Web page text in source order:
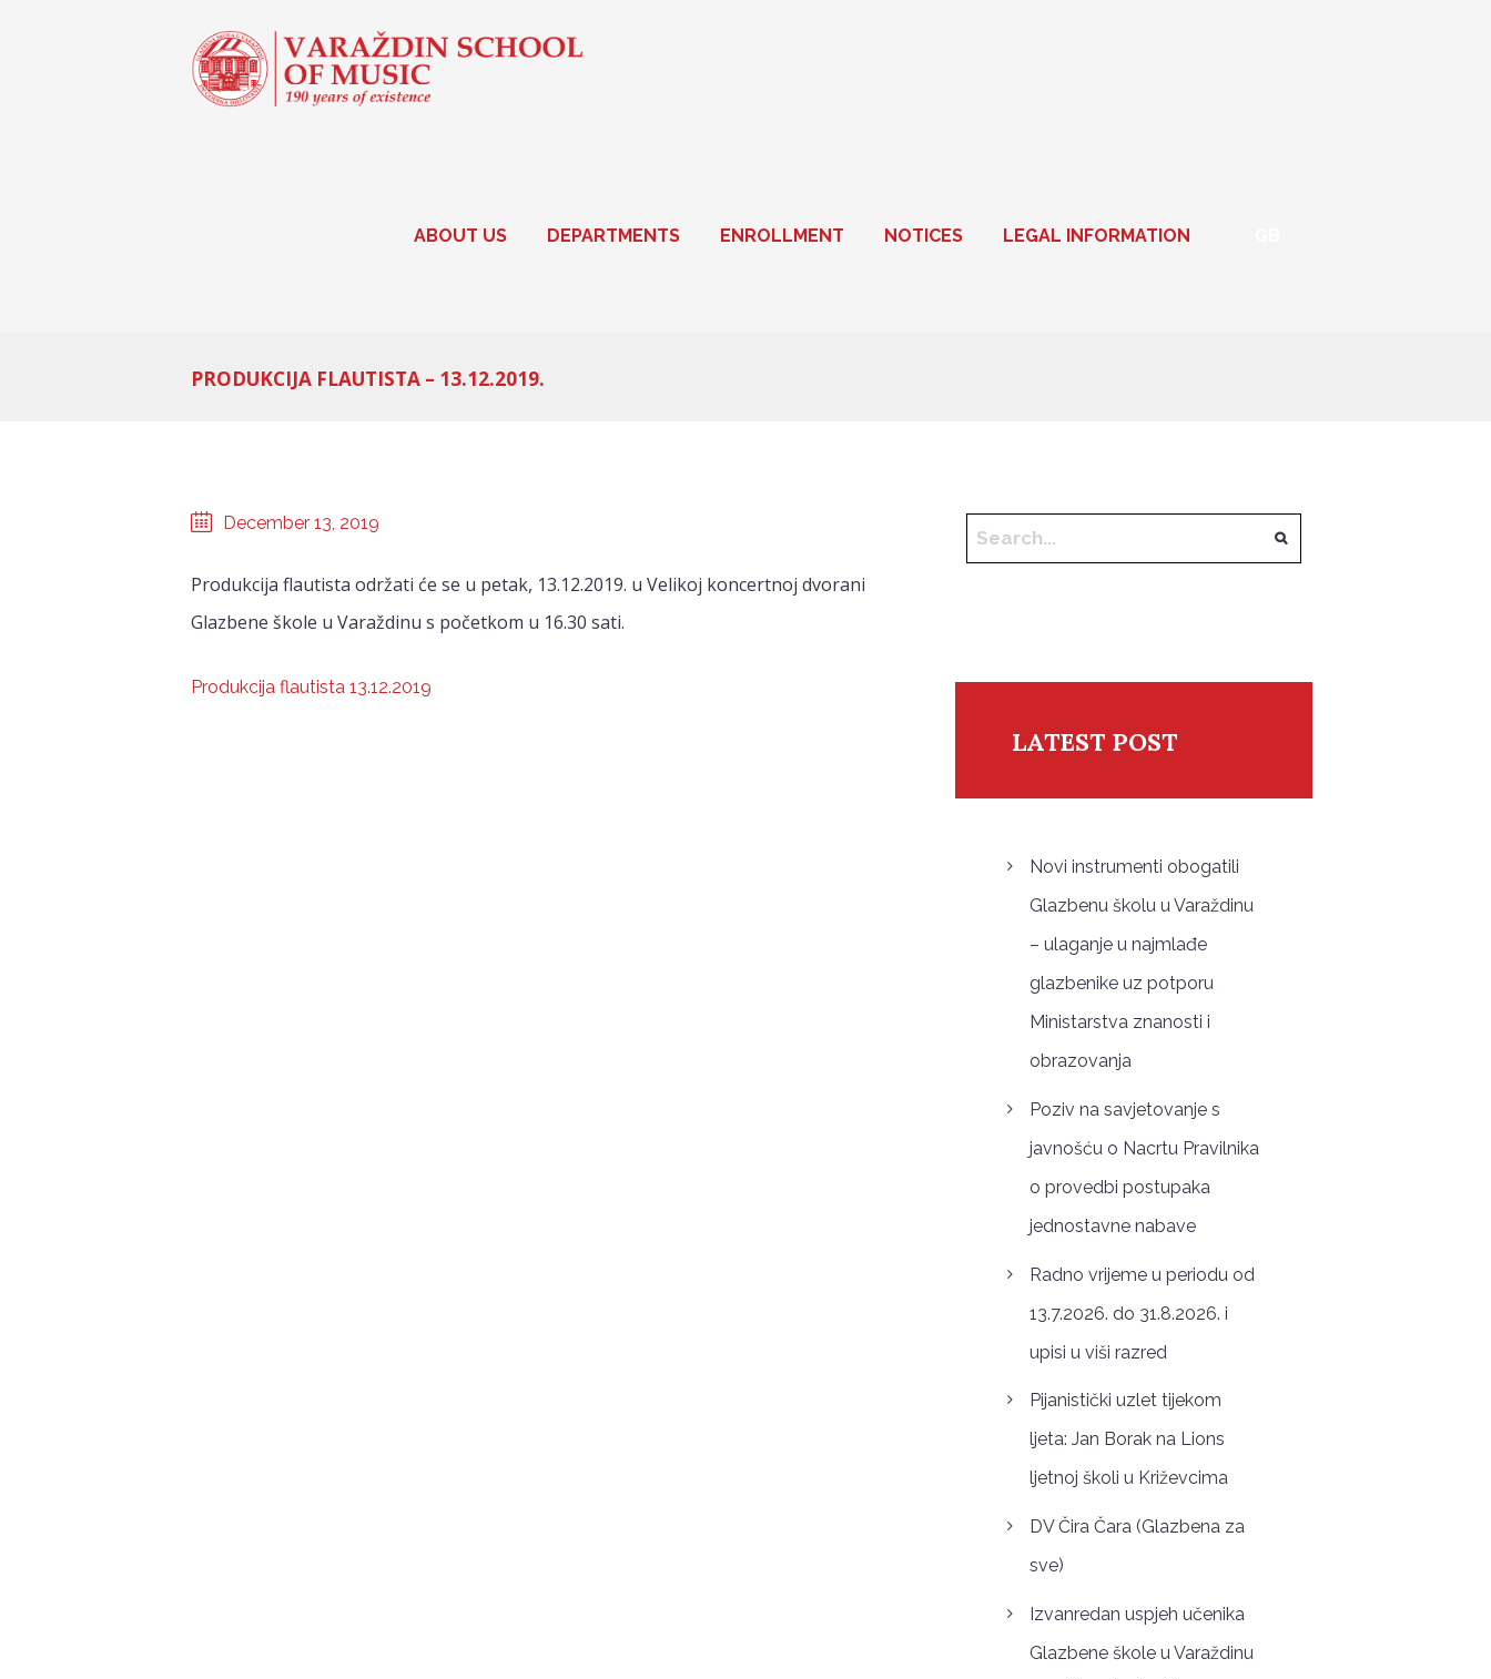
ABOUT US DEPARTMENTS ENROLLMENT NOTICES LEGAL INFORMATION
PRODUKCIJA FLAUTISTA – 13.12.2019.
December 13, 2019
Produkcija flautista održati će se u petak, 13.12.2019. u Velikoj koncertnoj dvorani
Glazbene škole u Varaždinu s početkom u 16.30 sati.
Produkcija flautista 13.12.2019
LATEST POST
Novi instrumenti obogatili
Glazbenu školu u Varaždinu
– ulaganje u najmlađe
glazbenike uz potporu
Ministarstva znanosti i
obrazovanja
Poziv na savjetovanje s
javnošću o Nacrtu Pravilnika
o provedbi postupaka
jednostavne nabave
Radno vrijeme u periodu od
13.7.2026. do 31.8.2026. i
upisi u viši razred
Pijanistički uzlet tijekom
ljeta: Jan Borak na Lions
ljetnoj školi u Križevcima
DV Čira Čara (Glazbena za
sve)
Izvanredan uspjeh učenika
Glazbene škole u Varaždinu